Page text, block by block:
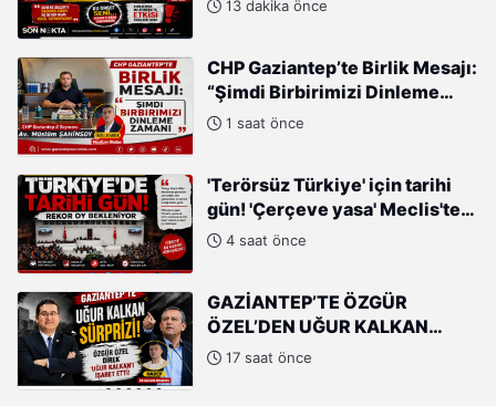
13 dakika önce
CHP Gaziantep’te Birlik Mesajı:
“Şimdi Birbirimizi Dinleme
Zamanı”
1 saat önce
'Terörsüz Türkiye' için tarihi
gün! 'Çerçeve yasa' Meclis'te
oylanacak
4 saat önce
GAZİANTEP’TE ÖZGÜR
ÖZEL’DEN UĞUR KALKAN
HAMLESİ!
17 saat önce